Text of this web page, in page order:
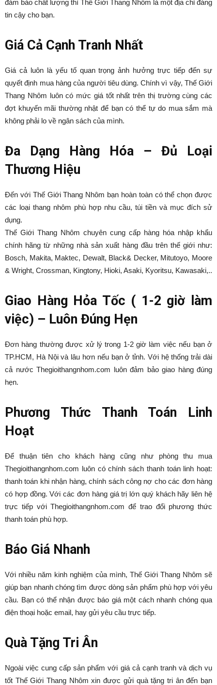
đảm bảo chất lượng thì Thế Giới Thang Nhôm là một địa chỉ đáng
tin cậy cho bạn.
Giá Cả Cạnh Tranh Nhất
Giá cả luôn là yếu tố quan trọng ảnh hưởng trực tiếp đến sự
quyết định mua hàng của người tiêu dùng. Chính vì vậy, Thế Giới
Thang Nhôm luôn có mức giá tốt nhất trên thị trường cùng các
đợt khuyến mãi thường nhật để bạn có thể tự do mua sắm mà
không phải lo về ngân sách của mình.
Đa Dạng Hàng Hóa – Đủ Loại
Thương Hiệu
Đến với Thế Giới Thang Nhôm bạn hoàn toàn có thể chọn được
các loại thang nhôm phù hợp nhu cầu, túi tiền và mục đích sử
dụng.
Thế Giới Thang Nhôm chuyên cung cấp hàng hóa nhập khẩu
chính hãng từ những nhà sản xuất hàng đầu trên thế giới như:
Bosch, Makita, Maktec, Dewalt, Black& Decker, Mitutoyo, Moore
& Wright, Crossman, Kingtony, Hioki, Asaki, Kyoritsu, Kawasaki,..
Giao Hàng Hỏa Tốc ( 1-2 giờ làm
việc) – Luôn Đúng Hẹn
Đơn hàng thường được xử lý trong 1-2 giờ làm việc nếu bạn ở
TP.HCM, Hà Nội và lâu hơn nếu bạn ở tỉnh. Với hệ thống trải dài
cả nước Thegioithangnhom.com luôn đảm bảo giao hàng đúng
hẹn.
Phương Thức Thanh Toán Linh
Hoạt
Để thuận tiên cho khách hàng cũng như phòng thu mua
Thegioithangnhom.com luôn có chính sách thanh toán linh hoạt:
thanh toán khi nhận hàng, chính sách công nợ cho các đơn hàng
có hợp đồng. Với các đơn hàng giá trị lớn quý khách hãy liên hệ
trực tiếp với Thegioithangnhom.com để trao đổi phương thức
thanh toán phù hợp.
Báo Giá Nhanh
Với nhiều năm kinh nghiệm của mình, Thế Giới Thang Nhôm sẽ
giúp bạn nhanh chóng tìm được dòng sản phẩm phù hợp với yêu
cầu. Bạn có thể nhận được báo giá một cách nhanh chóng qua
điện thoại hoặc email, hay gửi yêu cầu trực tiếp.
Quà Tặng Tri Ân
Ngoài việc cung cấp sản phẩm với giá cả cạnh tranh và dịch vụ
tốt Thế Giới Thang Nhôm xin được gửi quà tặng tri ân đến bạn